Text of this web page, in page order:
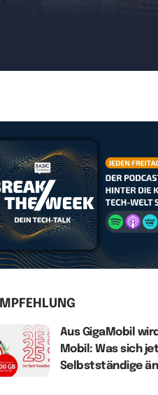
Aus GigaMobil
Mobil: Was sich
Selbstständige